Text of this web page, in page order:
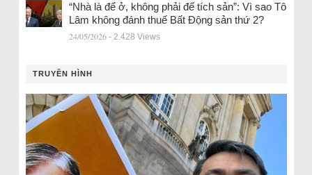
“Nhà là để ở, không phải để tích sản”: Vì sao Tô
Lâm không đánh thuế Bất Động sản thứ 2?
24/05/2026 - 2.428 Views
TRUYỀN HÌNH